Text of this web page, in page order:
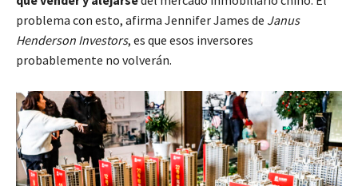
problema con esto, afirma Jennifer James de Janus
Henderson Investors, es que esos inversores
probablemente no volverán.